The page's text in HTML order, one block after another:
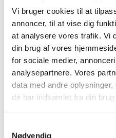
Vi bruger cookies til at
annoncer, til at vise dig
at analysere vores trafik. Vi
din brug af vores
for sociale medier,
analysepartnere. Vores
data med andre
de har indsamlet fra din
Nødvendig
Nordstern
Mængder
Jord: 13.670 m³
Kloak: 2.930 lbm
Hovedfjernvarme:
Fjernvarmestik: 145
Vand: 1.480 lbm